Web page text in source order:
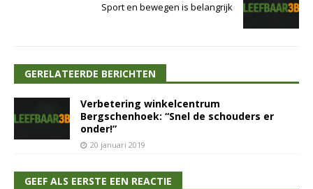
Sport en bewegen is belangrijk
GERELATEERDE BERICHTEN
Verbetering winkelcentrum
Bergschenhoek: “Snel de schouders er
onder!”
20 januari 2019
GEEF ALS EERSTE EEN REACTIE